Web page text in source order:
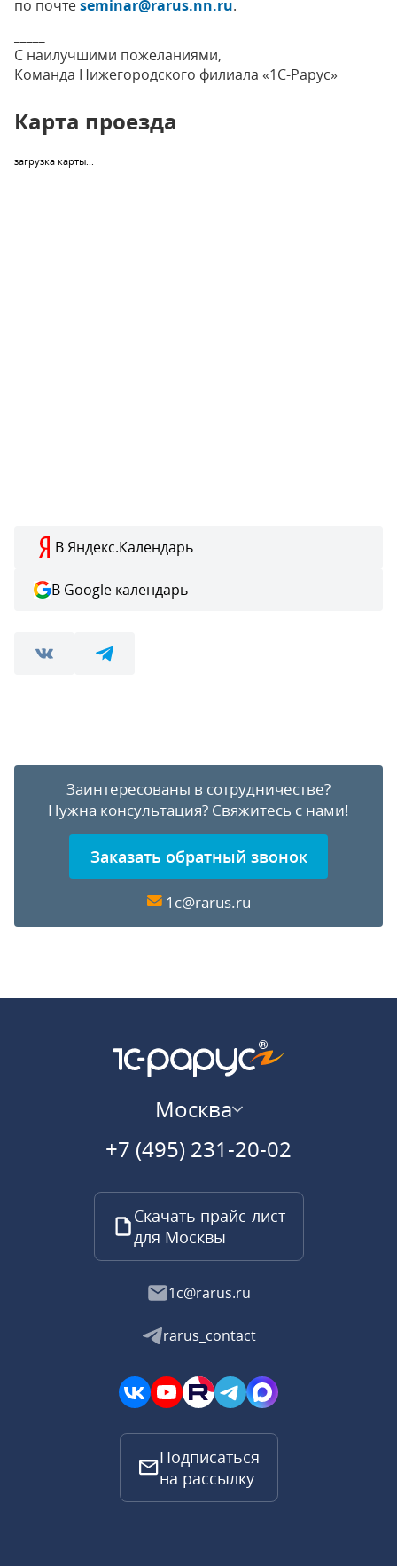
по почтеseminar@rarus.nn.ru.
С наилучшими пожеланиями,
Команда Нижегородского филиала «1С-Рарус»
Карта проезда
загрузка карты...
В Яндекс.Календарь
В Google календарь
Заинтересованы в сотрудничестве?
Нужна консультация? Свяжитесь с нами!
Заказать обратный звонок
1c@rarus.ru
Москва
+7 (495) 231-20-02
Скачать прайс-лист
для Москвы
1c@rarus.ru
rarus_contact
Подписаться
на рассылку